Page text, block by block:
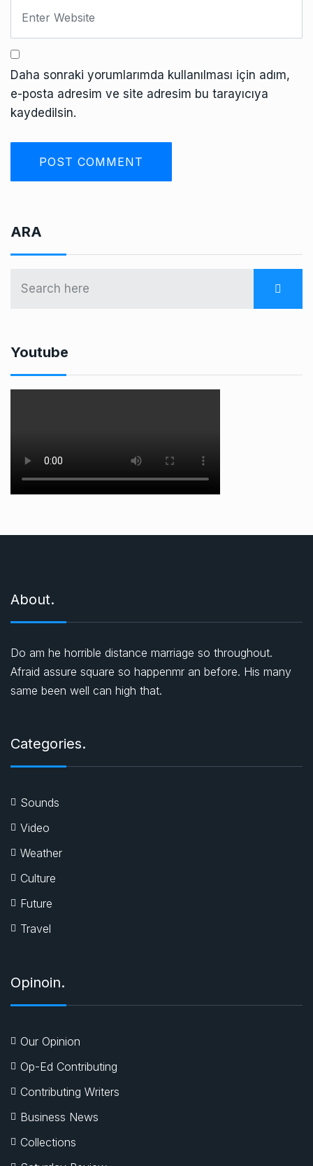
Daha sonraki yorumlarımda kullanılması için adım,
e-posta adresim ve site adresim bu tarayıcıya
kaydedilsin.
ARA
Youtube
About.
Do am he horrible distance marriage so throughout.
Afraid assure square so happenmr an before. His many
same been well can high that.
Categories.
Sounds
Video
Weather
Culture
Future
Travel
Opinoin.
Our Opinion
Op-Ed Contributing
Contributing Writers
Business News
Collections